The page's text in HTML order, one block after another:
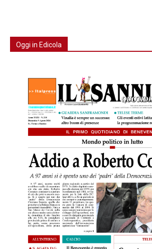
Oggi in Edicola